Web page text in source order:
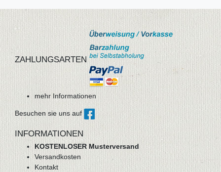
ZAHLUNGSARTEN
mehr Informationen
Besuchen sie uns auf
INFORMATIONEN
KOSTENLOSER Musterversand
Versandkosten
Kontakt